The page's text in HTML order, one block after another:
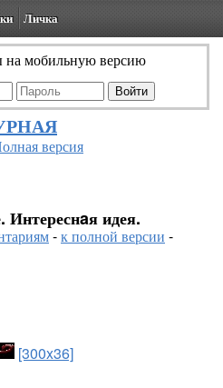
Личка
мобильную версию
версия
Интереснaя идея.
-к полной версии -
[300x36]